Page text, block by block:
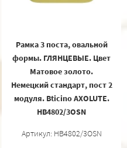
Рамка 3 поста, овальной
формы. ГЛЯНЦЕВЫЕ. Цвет
Матовое золото.
Немецкий стандарт, пост 2
модуля. Bticino AXOLUTE.
HB4802/3OSN
Артикул: HB4802/3OSN